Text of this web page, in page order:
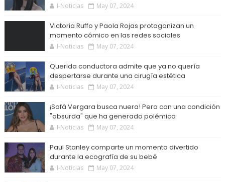
I-Noticias May 07, 2024
Victoria Ruffo y Paola Rojas protagonizan un
momento cómico en las redes sociales
I-Noticias May 07, 2024
Querida conductora admite que ya no quería
despertarse durante una cirugía estética
I-Noticias May 07, 2024
¡Sofá Vergara busca nuera! Pero con una condición
"absurda" que ha generado polémica
I-Noticias May 07, 2024
Paul Stanley comparte un momento divertido
durante la ecografía de su bebé
I-Noticias May 07, 2024